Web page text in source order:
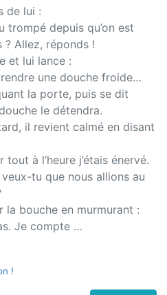
de lui :
trompé depuis qu’on est
? Allez, réponds !
et lui lance :
une douche froide…
la porte, puis se dit
le détendra.
il revient calmé en disant
à l’heure j’étais énervé.
tu que nous allions au
bouche en murmurant :
Je compte …
!